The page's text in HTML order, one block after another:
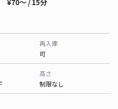
¥70〜 / 15分
再入庫
可
高さ
制限なし